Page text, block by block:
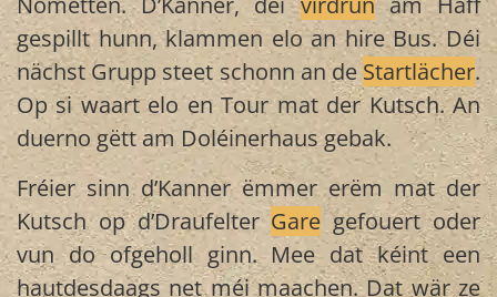
gespillt hunn, klammen elo an hire Bus. Déi
nächst Grupp steet schonn an deStartlächer.
Op si waart elo en Tour mat der Kutsch. An
duerno gëtt am Doléinerhaus gebak.
Fréier sinn d’Kanner ëmmer erëm mat der
Kutsch op d’Draufelter Garegefouert oder
vun do ofgeholl ginn. Mee dat kéint een
hautdesdaags net méi maachen. Dat wär ze